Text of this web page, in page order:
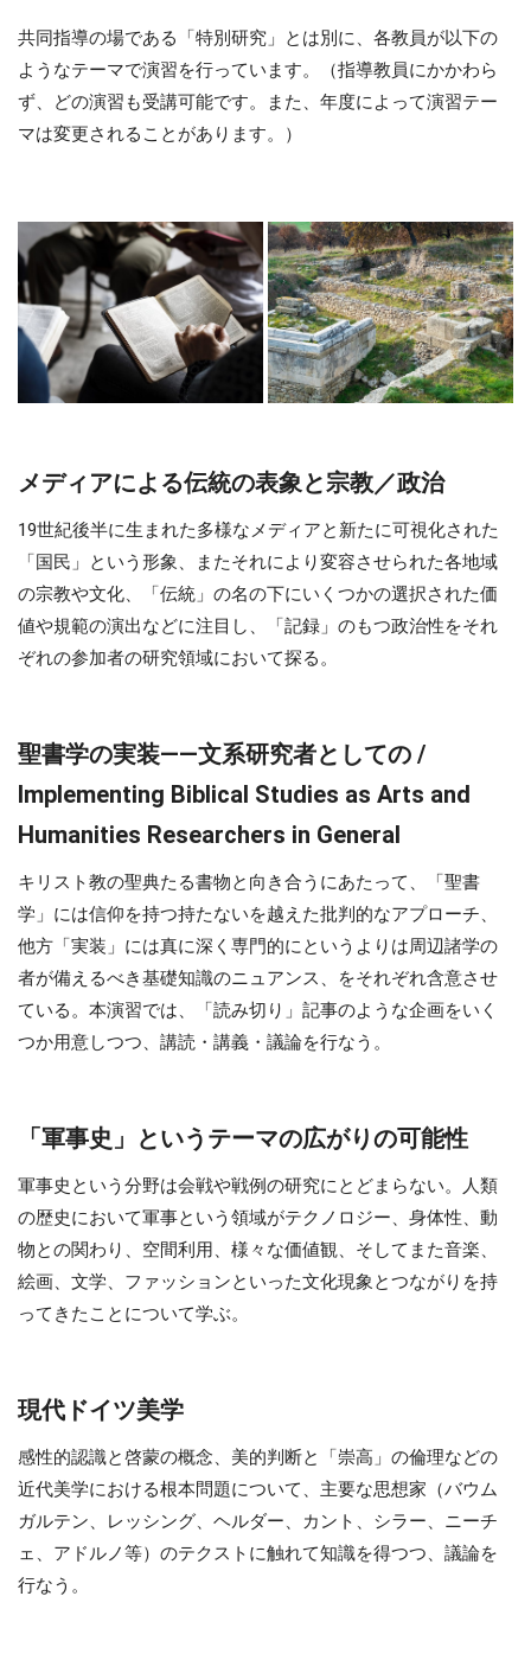
共同指導の場である「特別研究」とは別に、各教員が以下の
ようなテーマで演習を行っています。（指導教員にかかわら
ず、どの演習も受講可能です。また、年度によって演習テー
マは変更されることがあります。）
メディアによる伝統の表象と宗教／政治
19世紀後半に生まれた多様なメディアと新たに可視化された
「国民」という形象、またそれにより変容させられた各地域
の宗教や文化、「伝統」の名の下にいくつかの選択された価
値や規範の演出などに注目し、「記録」のもつ政治性をそれ
ぞれの参加者の研究領域において探る。
聖書学の実装――文系研究者としての /
Implementing Biblical Studies as Arts and
Humanities Researchers in General
キリスト教の聖典たる書物と向き合うにあたって、「聖書
学」には信仰を持つ持たないを越えた批判的なアプローチ、
他方「実装」には真に深く専門的にというよりは周辺諸学の
者が備えるべき基礎知識のニュアンス、をそれぞれ含意させ
ている。本演習では、「読み切り」記事のような企画をいく
つか用意しつつ、講読・講義・議論を行なう。
「軍事史」というテーマの広がりの可能性
軍事史という分野は会戦や戦例の研究にとどまらない。人類
の歴史において軍事という領域がテクノロジー、身体性、動
物との関わり、空間利用、様々な価値観、そしてまた音楽、
絵画、文学、ファッションといった文化現象とつながりを持
ってきたことについて学ぶ。
現代ドイツ美学
感性的認識と啓蒙の概念、美的判断と「崇高」の倫理などの
近代美学における根本問題について、主要な思想家（バウム
ガルテン、レッシング、ヘルダー、カント、シラー、ニーチ
ェ、アドルノ等）のテクストに触れて知識を得つつ、議論を
行なう。